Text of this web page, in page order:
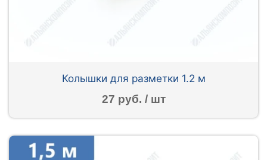
Колышки для разметки 1.2 м
27 руб. / шт